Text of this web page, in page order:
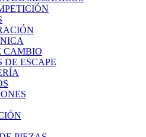
CAMBIO
DE ESCAPE